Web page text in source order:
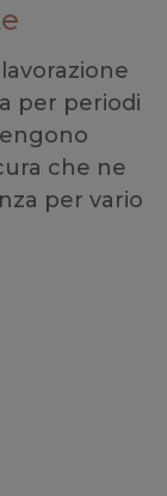
per periodi
che ne
per vario